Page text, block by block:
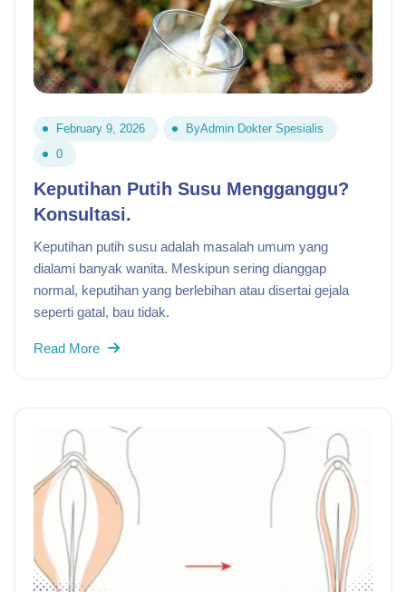
February 9, 2026 ByAdmin Dokter Spesialis
0
Keputihan Putih Susu Mengganggu?
Konsultasi.
Keputihan putih susu adalah masalah umum yang
dialami banyak wanita. Meskipun sering dianggap
normal, keputihan yang berlebihan atau disertai gejala
seperti gatal, bau tidak.
Read More